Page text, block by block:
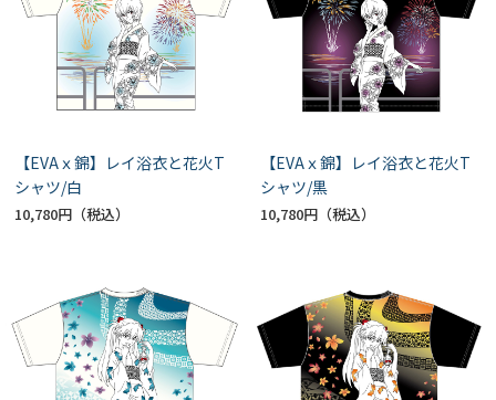
【EVAｘ錦】レイ浴衣と花火T
シャツ/白
10,780円
【EVAｘ錦】レイ浴衣と花火T
シャツ/黒
10,780円